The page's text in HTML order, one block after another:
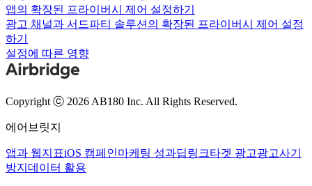
앱의 확장된 프라이버시 제어 설정하기
광고 채널과 서드파티 솔루션의 확장된 프라이버시 제어 설정
하기
설정에 따른 영향
Copyright ⓒ 2026 AB180 Inc. All Rights Reserved.
에어브릿지
앱과 웹지표iOS 캠페인마케팅 성과딥링크타겟 광고광고사기
방지 데이터 활용